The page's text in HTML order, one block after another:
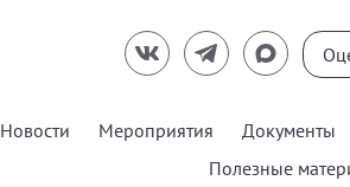
Новости Мероприятия Документы
Полезные